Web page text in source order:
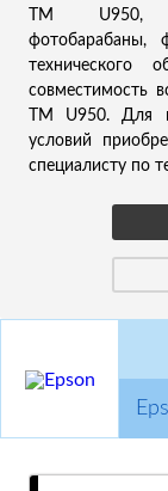
TM U950,
фотобарабаны,
технического
совместимость
TM U950. Для
условий
специалисту по